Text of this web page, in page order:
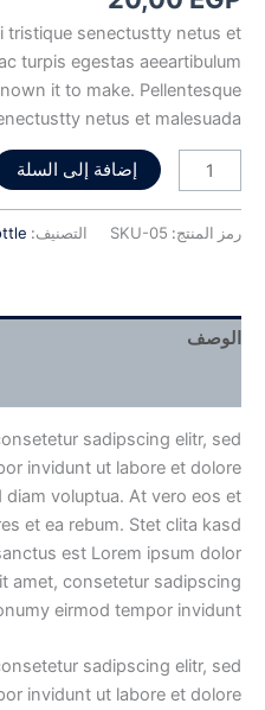
تقييممن
العملاء
tristique senectustty netus et
turpis egestas aeeartibulum
it to make. Pellentesque
netus et malesuada.
إضافة إلى السلة
رمز المنتج: SKU-05 التصنيف:
الوصف
sadipscing elitr, sed
invidunt ut labore et dolore
diam voluptua. At vero eos et
et ea rebum. Stet clita kasd
est Lorem ipsum dolor
amet, consetetur sadipscing
eirmod tempor invidunt.
sadipscing elitr, sed
invidunt ut labore et dolore